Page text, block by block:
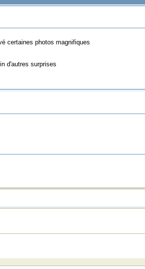
certaines photos magnifiques
d'autres surprises